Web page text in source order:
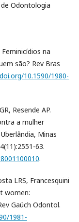
Odontologia
na
são? Rev Bras
10.1590/1980-
Resende AP.
a mulher
Minas
63.
.
LRS, Francesquini
women:
Gaúch Odontol.
1981-